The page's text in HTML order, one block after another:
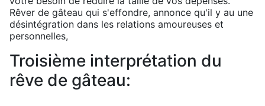
Rêver de gâteau qui s'effondre, annonce qu'il y au une
désintégration dans les relations amoureuses et
personnelles,
Troisième interprétation du
rêve de gâteau: